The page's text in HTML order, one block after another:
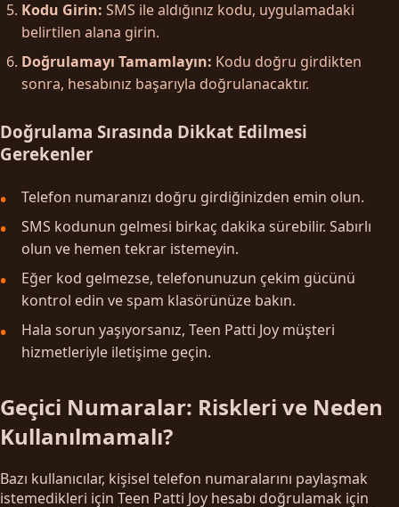
Kodu Girin: SMS ile aldığınız kodu, uygulamadaki
belirtilen alana girin.
Doğrulamayı Tamamlayın: Kodu doğru girdikten
sonra, hesabınız başarıyla doğrulanacaktır.
Doğrulama Sırasında Dikkat Edilmesi
Gerekenler
Telefon numaranızı doğru girdiğinizden emin olun.
SMS kodunun gelmesi birkaç dakika sürebilir. Sabırlı
olun ve hemen tekrar istemeyin.
Eğer kod gelmezse, telefonunuzun çekim gücünü
kontrol edin ve spam klasörünüze bakın.
Hala sorun yaşıyorsanız, Teen Patti Joy müşteri
hizmetleriyle iletişime geçin.
Geçici Numaralar: Riskleri ve Neden
Kullanılmamalı?
Bazı kullanıcılar, kişisel telefon numaralarını paylaşmak
istemedikleri için Teen Patti Joy hesabı doğrulamak için